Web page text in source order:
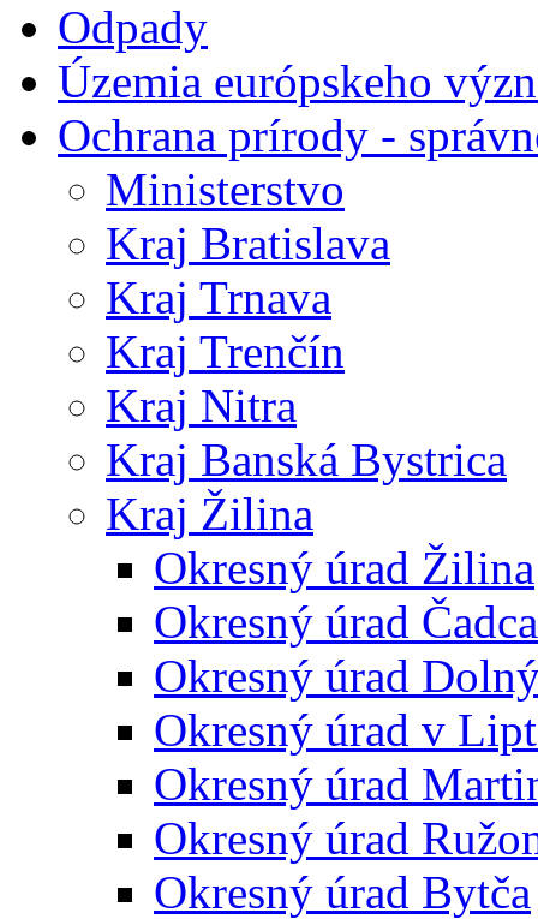
Odpady
Územia európskeho
Ochrana prírody -
Ministerstvo
Kraj Bratislava
Kraj Trnava
Kraj Trenčín
Kraj Nitra
Kraj Banská Bystrica
Kraj Žilina
Okresný úrad Žilina
Okresný úrad Čadca
Okresný úrad
Okresný úrad v
Okresný úrad
Okresný úrad
Okresný úrad Bytča